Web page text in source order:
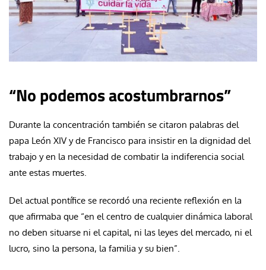
“No podemos acostumbrarnos”
Durante la concentración también se citaron palabras del
papa León XIV y de Francisco para insistir en la dignidad del
trabajo y en la necesidad de combatir la indiferencia social
ante estas muertes.
Del actual pontífice se recordó una reciente reflexión en la
que afirmaba que “en el centro de cualquier dinámica laboral
no deben situarse ni el capital, ni las leyes del mercado, ni el
lucro, sino la persona, la familia y su bien”.